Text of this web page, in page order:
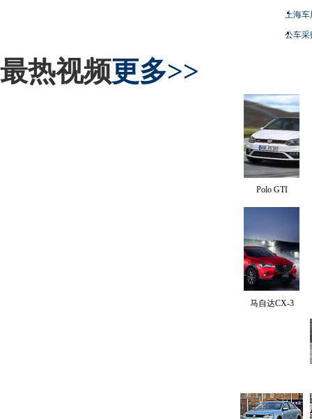
上海
公车采
最热视频更多>>
Polo GTI
马自达CX-3